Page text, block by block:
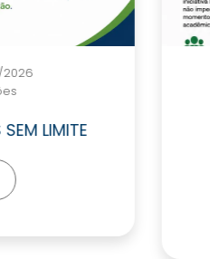
05/07/2026
Informações
SOCIAL